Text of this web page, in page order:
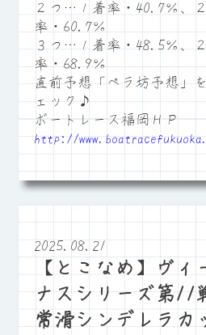
２つ…１着率・40.7％、
率・60.7％
３つ…１着率・48.5％、
率・68.9％
直前予想「ペラ坊予想」
ェック♪
ボートレース福岡ＨＰ
http://
2025.08.21
【とこなめ】ヴィ
ナスシリーズ第11
常滑シンデレラカ